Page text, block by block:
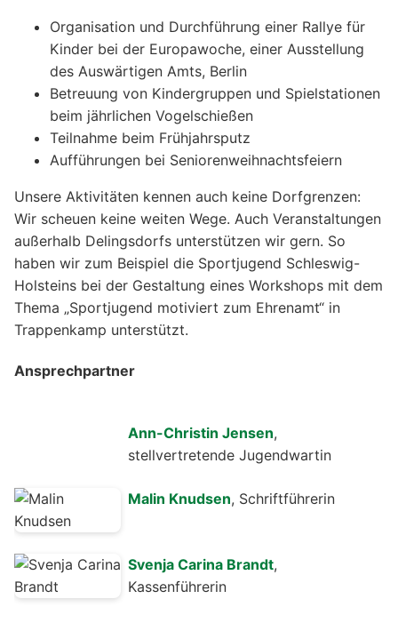
Organisation und Durchführung einer Rallye für
Kinder bei der Europawoche, einer Ausstellung
des Auswärtigen Amts, Berlin
Betreuung von Kindergruppen und Spielstationen
beim jährlichen Vogelschießen
Teilnahme beim Frühjahrsputz
Aufführungen bei Seniorenweihnachtsfeiern
Unsere Aktivitäten kennen auch keine Dorfgrenzen:
Wir scheuen keine weiten Wege. Auch Veranstaltungen
außerhalb Delingsdorfs unterstützen wir gern. So
haben wir zum Beispiel die Sportjugend Schleswig-
Holsteins bei der Gestaltung eines Workshops mit dem
Thema „Sportjugend motiviert zum Ehrenamt“ in
Trappenkamp unterstützt.
Ansprechpartner
Ann-Christin Jensen,
stellvertretende Jugendwartin
Malin Knudsen, Schriftführerin
Svenja Carina Brandt,
Kassenführerin